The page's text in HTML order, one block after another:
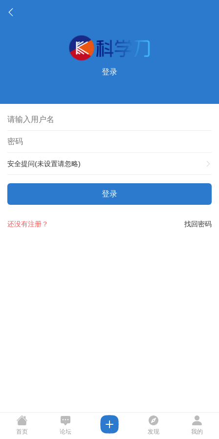
登录
安全提问(未设置请忽略)
登录
找回密码
还没有注册？
首页 论坛 发现 我的